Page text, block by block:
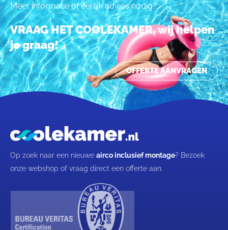
Meer informatie of eerlijk advies nodig?
VRAAG HET COOLEKAMER, wij helpen
je graag!
OFFERTE AANVRAGEN
Op zoek naar een nieuwe airco inclusief montage? Bezoek
onze webshop of vraag direct een offerte aan.